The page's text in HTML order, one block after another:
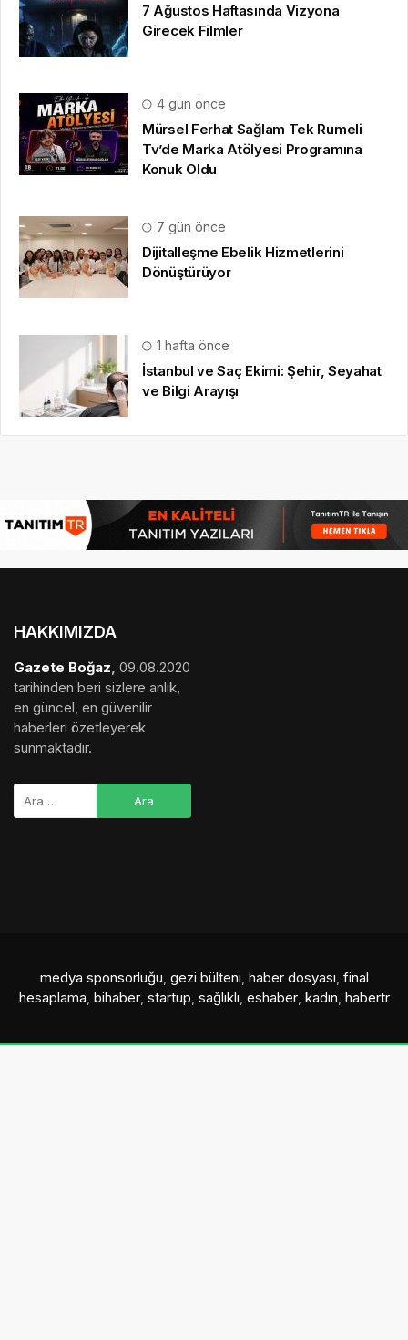
7 Ağustos Haftasında Vizyona
Girecek Filmler
4 gün önce
Mürsel Ferhat Sağlam Tek Rumeli
Tv’de Marka Atölyesi Programına
Konuk Oldu
7 gün önce
Dijitalleşme Ebelik Hizmetlerini
Dönüştürüyor
1 hafta önce
İstanbul ve Saç Ekimi: Şehir, Seyahat
ve Bilgi Arayışı
HAKKIMIZDA
Gazete Boğaz, 09.08.2020
tarihinden beri sizlere anlık,
en güncel, en güvenilir
haberleri özetleyerek
sunmaktadır.
medya sponsorluğu, gezi bülteni, haber dosyası, final
hesaplama, bihaber, startup, sağlıklı, eshaber, kadın, habertr